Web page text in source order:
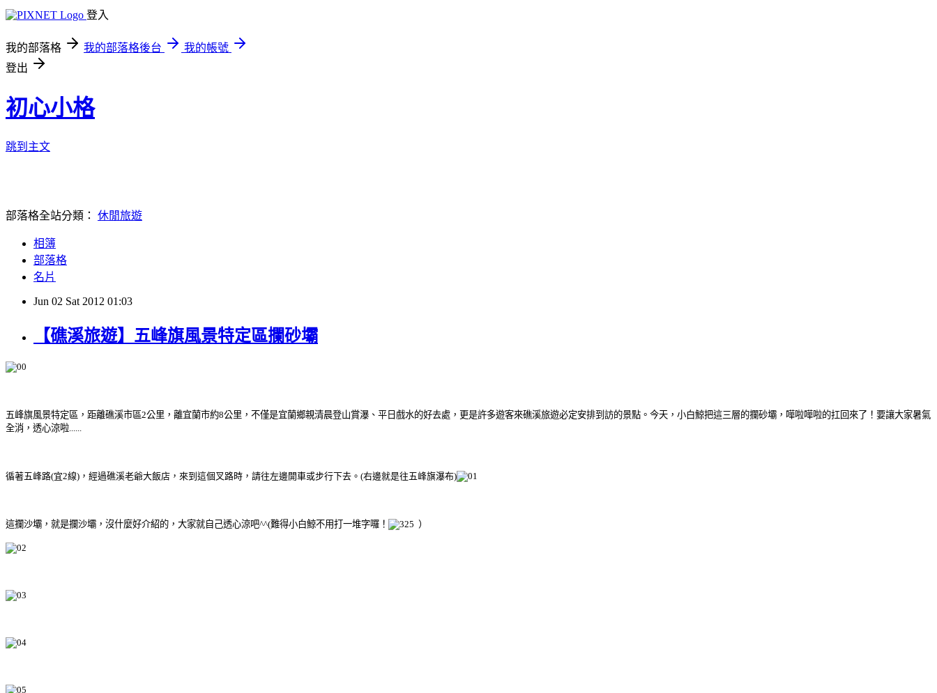
登入
我的部落格 我的部落格後台
我的帳號
登出
初心小格
跳到主文
部落格全站分類： 休閒旅遊
相簿
部落格
名片
Jun 02 Sat 2012 01:03
【礁溪旅遊】五峰旗風景特定區攔砂壩
五峰旗風景特定區，距離礁溪市區2公里，離宜蘭市約8公里，不僅是宜蘭鄉親清晨登山賞瀑、平日戲水的好去處，更是許多遊客來礁溪旅遊必定安排到訪的景點。今天，小白鯨把這三層的攔砂壩，嘩啦嘩啦的扛回來了！要讓大家暑氣
全消，透心涼啦......
循著五峰路(宜2線)，經過礁溪老爺大飯店，來到這個叉路時，請往左邊開車或步行下去。(右邊就是往五峰旗瀑布)
這攔沙壩，就是攔沙壩，沒什麼好介紹的，大家就自己透心涼吧^^(難得小白鯨不用打一堆字囉！ ）